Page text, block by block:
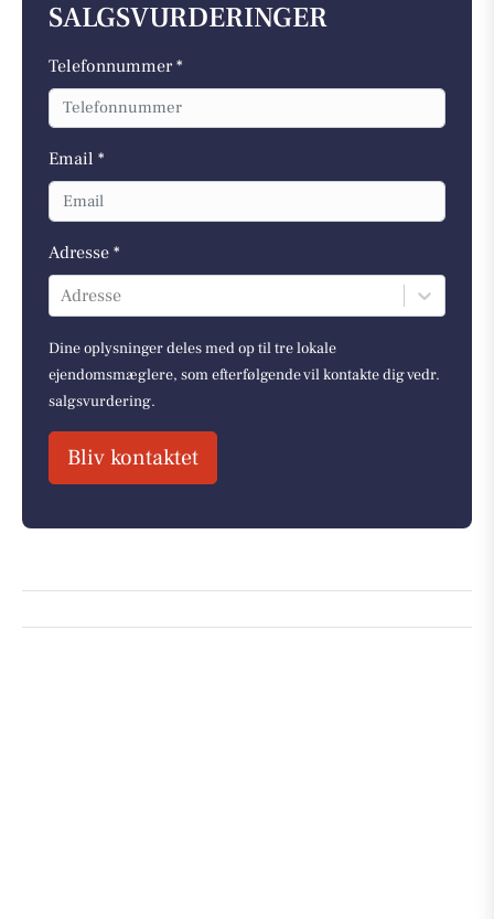
SALGSVURDERINGER
Telefonnummer *
Email *
Adresse *
Adresse
Dine oplysninger deles med op til tre lokale
ejendomsmæglere, som efterfølgende vil kontakte dig vedr.
salgsvurdering.
Bliv kontaktet